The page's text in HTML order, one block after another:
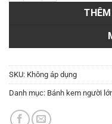
SKU: Không áp dụng
Danh mục: Bánh kem người